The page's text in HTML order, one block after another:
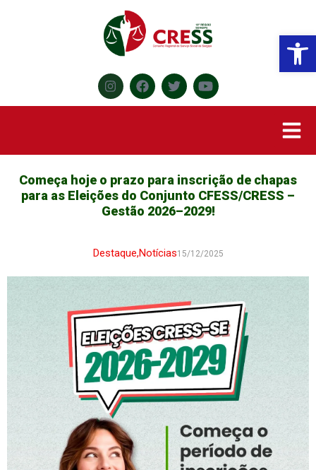
Começa hoje o prazo para inscrição de chapas
para as Eleições do Conjunto CFESS/CRESS –
Gestão 2026–2029!
Destaque,Notícias15/12/2025